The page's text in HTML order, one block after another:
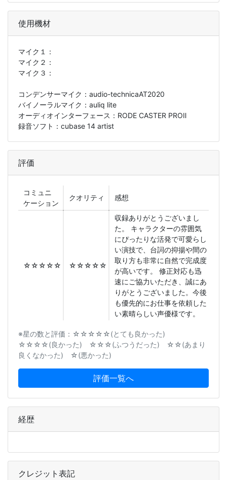
使用機材
マイク１：
マイク２：
マイク３：
コンデンサーマイク：audio-technicaAT2020
バイノーラルマイク：auliq lite
オーディオインターフェース：RODE CASTER PROⅡ
録音ソフト：cubase 14 artist
評価
コミュニ
ケーション
クオリティ 感想
☆☆☆☆☆ ☆☆☆☆☆
収録ありがとうございまし
た。 キャラクターの雰囲気
にぴったりな活発で可愛らし
い演技で、台詞の抑揚や間の
取り方も非常に自然で完成度
が高いです。 修正対応も迅
速にご協力いただき、誠にあ
りがとうございました。今後
も優先的にお仕事を依頼した
い素晴らしい声優様です。
※星の数と評価：☆☆☆☆☆(とても良かった)
☆☆☆☆(良かった) ☆☆☆(ふつうだった) ☆☆(あまり
良くなかった) ☆(悪かった)
評価一覧へ
経歴
クレジット表記